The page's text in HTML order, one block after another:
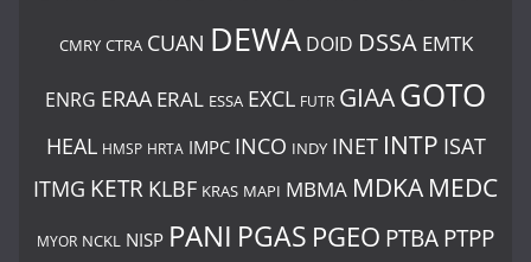
CMRY CTRA CUAN DEWA DOID DSSA EMTK
ENRG ERAA ERAL ESSA EXCL FUTR GIAAGOTO
HEAL HMSP HRTA IMPC INCO INDY INET INTP ISAT
ITMG KETR KLBF KRAS MAPI MBMA MDKA MEDC
MYOR NCKL NISP PANI PGAS PGEO PTBAPTPP